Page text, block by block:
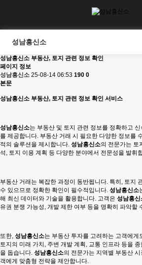
성남흥신소
성남흥신소 부동산, 토지 관련 정보 확인
페이지 정보
성남흥신소 25-08-14 06:53 190 0
본문
성남흥신소 부동산, 토지 관련 정보 확인 서비스
성남흥신소는 부동산 및 토지 관련 정보를 정확하고
를 제공합니다. 부동산 거래 시 필요한 다양한 정보를
적의 솔루션을 제시합니다. 성남흥신소의 전문가는 토
석, 토지 이용 계획 등 다양한 분야에서 전문성을 발휘
부동산 거래는 복잡한 과정이 동반됩니다. 특히, 토지
수 있으므로 정확한 확인이 필수적입니다. 성남흥신소
해 최신 데이터와 기술을 활용합니다. 고객은 성남흥신
유권 분쟁 가능성, 개발 제한 여부 등을 명확히 파악할
또한, 성남흥신소는 부동산 투자를 고려하는 고객에
토지의 미래 가치, 주변 개발 계획, 교통 인프라 등을
을 돕습니다. 성남흥신소의 전문가는 지역별 부동산
객에게 맞춤형 전략을 제안합니다.